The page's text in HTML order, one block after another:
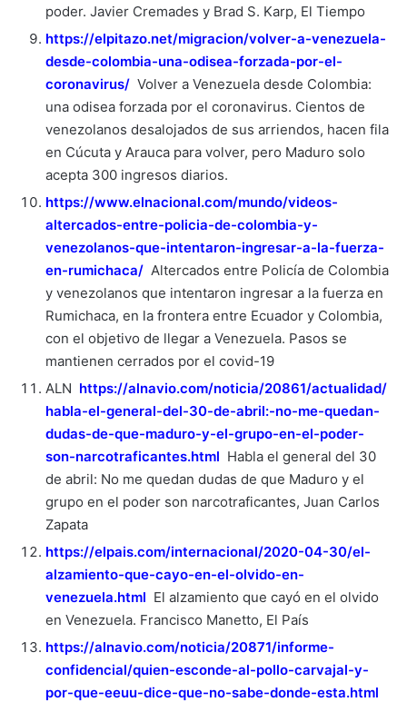
poder. Javier Cremades y Brad S. Karp, El Tiempo
https://elpitazo.net/migracion/volver-a-venezuela-
desde-colombia-una-odisea-forzada-por-el-
coronavirus/ Volver a Venezuela desde Colombia:
una odisea forzada por el coronavirus. Cientos de
venezolanos desalojados de sus arriendos, hacen fila
en Cúcuta y Arauca para volver, pero Maduro solo
acepta 300 ingresos diarios.
https://www.elnacional.com/mundo/videos-
altercados-entre-policia-de-colombia-y-
venezolanos-que-intentaron-ingresar-a-la-fuerza-
en-rumichaca/ Altercados entre Policía de Colombia
y venezolanos que intentaron ingresar a la fuerza en
Rumichaca, en la frontera entre Ecuador y Colombia,
con el objetivo de llegar a Venezuela. Pasos se
mantienen cerrados por el covid-19
ALN https://alnavio.com/noticia/20861/actualidad/
habla-el-general-del-30-de-abril:-no-me-quedan-
dudas-de-que-maduro-y-el-grupo-en-el-poder-
son-narcotraficantes.html Habla el general del 30
de abril: No me quedan dudas de que Maduro y el
grupo en el poder son narcotraficantes, Juan Carlos
Zapata
https://elpais.com/internacional/2020-04-30/el-
alzamiento-que-cayo-en-el-olvido-en-
venezuela.html El alzamiento que cayó en el olvido
en Venezuela. Francisco Manetto, El País
https://alnavio.com/noticia/20871/informe-
confidencial/quien-esconde-al-pollo-carvajal-y-
por-que-eeuu-dice-que-no-sabe-donde-esta.html